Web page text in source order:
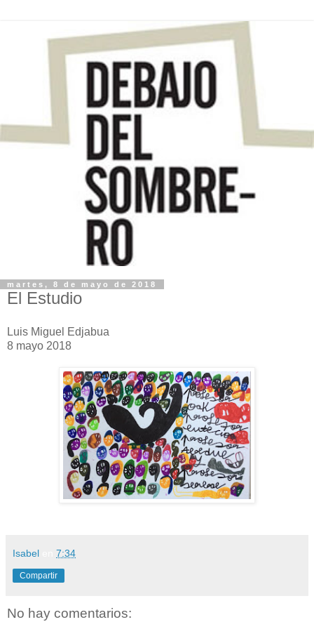
martes, 8 de mayo de 2018
El Estudio
Luis Miguel Edjabua
8 mayo 2018
Isabel 7:34
Compartir
No hay comentarios: